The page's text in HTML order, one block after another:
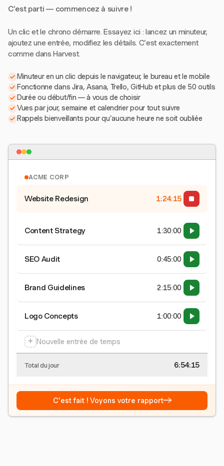
C'est parti — commencez à suivre !
Un clic et le chrono démarre. Essayez ici : lancez un minuteur,
ajoutez une entrée, modifiez les détails. C'est exactement
comme dans Harvest.
Minuteur en un clic depuis le navigateur, le bureau et le mobile
Fonctionne dans Jira, Asana, Trello, GitHub et plus de 50 outils
Durée ou début/fin — à vous de choisir
Vues par jour, semaine et calendrier pour tout suivre
Rappels bienveillants pour qu'aucune heure ne soit oubliée
ACME CORP
Website Redesign 1:24:15
Content Strategy 1:30:00
SEO Audit 0:45:00
Brand Guidelines 2:15:00
Logo Concepts 1:00:00
+ Nouvelle entrée de temps
Total du jour 6:54:15
C'est fait ! Voyons votre rapport→